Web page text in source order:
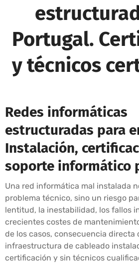
Portugal.
y técnicos
Redes informáticas
estructuradas para
Instalación,
soporte informático
Una red informática mal instalada
problema técnico, sino un riesgo
lentitud, la inestabilidad, los fallos
crecientes costes de
de los casos, consecuencia directa
infraestructura de cableado
certificación y sin técnicos